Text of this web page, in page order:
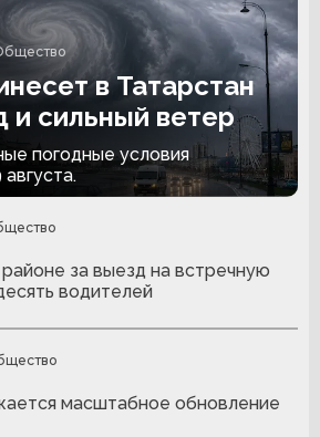
в Татарстан
и сильный ветер
погодные условия
за выезд на встречную
водителей
масштабное обновление